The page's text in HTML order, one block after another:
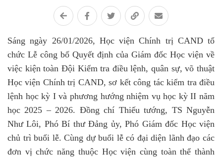
Sáng ngày 26/01/2026, Học viện Chính trị CAND tổ
chức Lễ công bố Quyết định của Giám đốc Học viện về
việc kiện toàn Đội Kiểm tra điều lệnh, quân sự, võ thuật
Học viện Chính trị CAND, sơ kết công tác kiểm tra điều
lệnh học kỳ I và phương hướng nhiệm vụ học kỳ II năm
học 2025 – 2026. Đồng chí Thiếu tướng, TS Nguyễn
Như Lôi, Phó Bí thư Đảng ủy, Phó Giám đốc Học viện
chủ trì buổi lễ. Cùng dự buổi lễ có đại diện lãnh đạo các
đơn vị chức năng thuộc Học viện cùng toàn thể thành